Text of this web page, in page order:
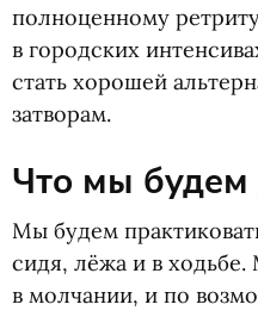
полноценному
в городских
стать хорошей
затворам.
Что мы будем
Мы будем
сидя, лёжа и в
в молчании, и по